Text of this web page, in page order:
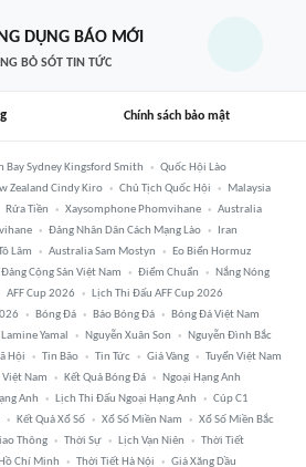
DỤNG BÁO MỚI
BỎ SÓT TIN TỨC
Chính sách bảo mật
Bay Sydney Kingsford Smith
Quốc Hội Lào
Zealand Cindy Kiro Chủ Tịch Quốc Hội
Malaysia
Rửa Tiền Xaysomphone Phomvihane
Australia
Đảng Nhân Dân Cách Mạng Lào
Iran
Lâm Australia Sam Mostyn
Eo Biển Hormuz
Cộng Sản Việt Nam
Điểm Chuẩn
Nắng Nóng
AFF Cup 2026
Lịch Thi Đấu AFF Cup 2026
Bóng Đá Báo Bóng Đá
Bóng Đá Việt Nam
Lamine Yamal Nguyễn Xuân Son
Nguyễn Đình Bắc
Hội Tin Bão Tin Tức Giá Vàng
Tuyển Việt Nam
Nam Kết Quả Bóng Đá
Ngoại Hạng Anh
Anh
Lịch Thi Đấu Ngoại Hạng Anh
Cúp C1
Kết Quả Xổ Số Xổ Số Miền Nam
Xổ Số Miền Bắc
Thông Thời Sự Lịch Vạn Niên
Thời Tiết
Chí Minh
Thời Tiết Hà Nội Giá Xăng Dầu